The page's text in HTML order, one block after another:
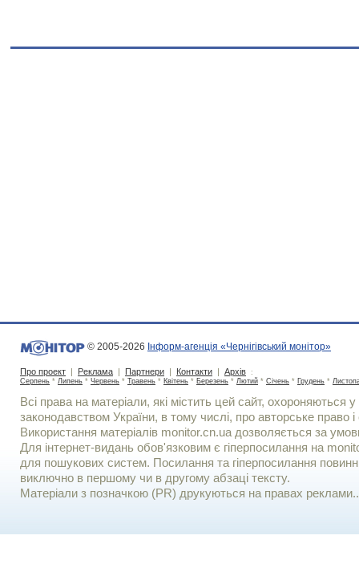
© 2005-2026 Інформ-агенція «Чернігівський монітор»
Про проект | Реклама | Партнери | Контакти | Архів :
Серпень * Липень * Червень * Травень * Квітень * Березень * Лютий * Січень * Грудень *
Всі права на матеріали, які містить цей сайт, охороняються у
законодавством України, в тому числі, про авторське право і
Використання матерiалiв monitor.cn.ua дозволяється за
Для iнтернет-видань обов'язковим є гiперпосилання на
для пошукових систем. Посилання та гіперпосилання
виключно в першому чи в другому абзаці тексту.
Матеріали з позначкою (PR) друкуються на правах реклами..